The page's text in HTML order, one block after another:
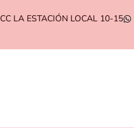
CC LA ESTACIÓN LOCAL 10-15